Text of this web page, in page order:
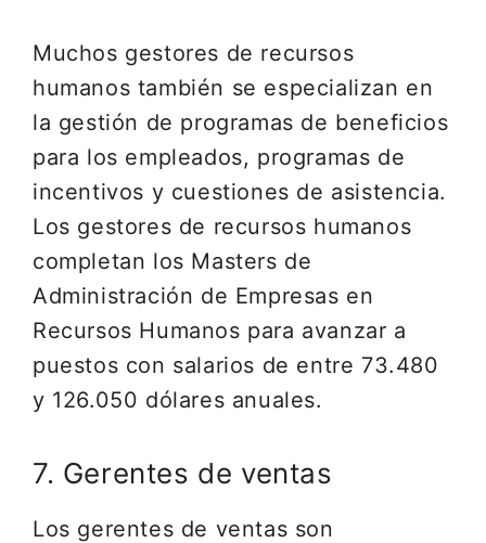
Muchos gestores de recursos
humanos también se especializan en
la gestión de programas de beneficios
para los empleados, programas de
incentivos y cuestiones de asistencia.
Los gestores de recursos humanos
completan los Masters de
Administración de Empresas en
Recursos Humanos para avanzar a
puestos con salarios de entre 73.480
y 126.050 dólares anuales.
7. Gerentes de ventas
Los gerentes de ventas son